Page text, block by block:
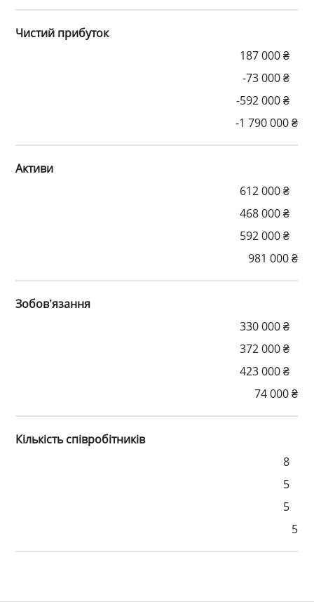
Чистий прибуток
187 000 ₴
-73 000 ₴
-592 000 ₴
-1 790 000 ₴
Активи
612 000 ₴
468 000 ₴
592 000 ₴
981 000 ₴
Зобов’язання
330 000 ₴
372 000 ₴
423 000 ₴
74 000 ₴
Кількість співробітників
8
5
5
5